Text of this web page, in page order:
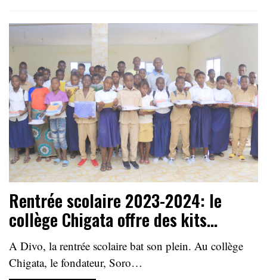
Rentrée scolaire 2023-2024: le
collège Chigata offre des kits…
A Divo, la rentrée scolaire bat son plein. Au collège
Chigata, le fondateur, Soro…